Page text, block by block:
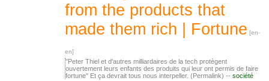
from the products that
made them rich | Fortune
"Peter Thiel et d'autres milliardaires de la tech protègent
ouvertement leurs enfants des produits qui leur ont permis de faire
fortune" Et ça devrait tous nous interpeller. (Permalink) -- société